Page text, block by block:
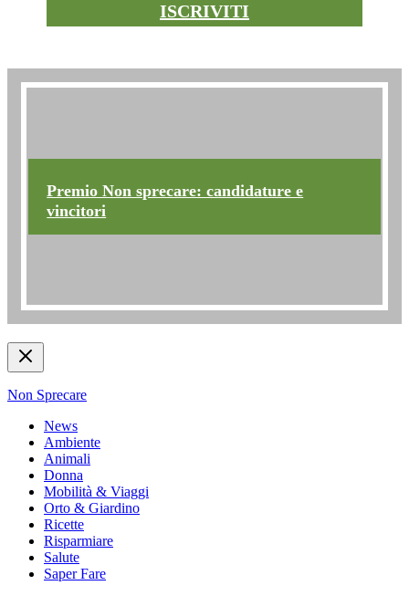
ISCRIVITI
Premio Non sprecare: candidature e
vincitori
Non Sprecare
News
Ambiente
Animali
Donna
Mobilità & Viaggi
Orto & Giardino
Ricette
Risparmiare
Salute
Saper Fare